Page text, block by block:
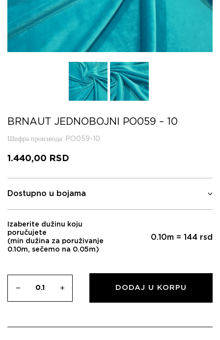
BRNAUT JEDNOBOJNI PO059 – 10
Шифра производа: PO059-10
1.440,00 RSD
Dostupno u bojama
Izaberite dužinu koju
poručujete
(min dužina za poruživanje
0.10m, sečemo na 0.05m)
0.10m = 144 rsd
DODAJ U KORPU